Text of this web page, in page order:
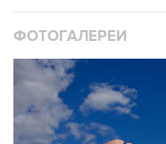
ФОТОГАЛЕРЕИ